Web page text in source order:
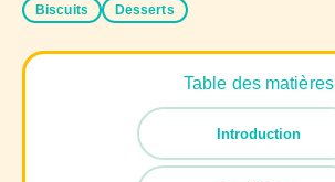
Biscuits Desserts
Table des matières
Introduction